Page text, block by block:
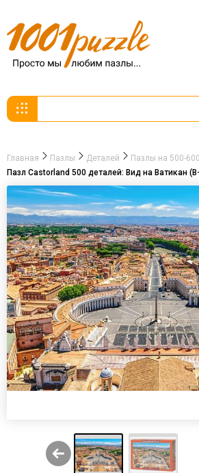
Главная Пазлы Деталей
Пазлы на 500-
Пазл Castorland 500 деталей: Вид на Ватикан